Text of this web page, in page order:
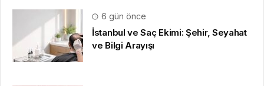
6 gün önce
İstanbul ve Saç Ekimi: Şehir, Seyahat
ve Bilgi Arayışı